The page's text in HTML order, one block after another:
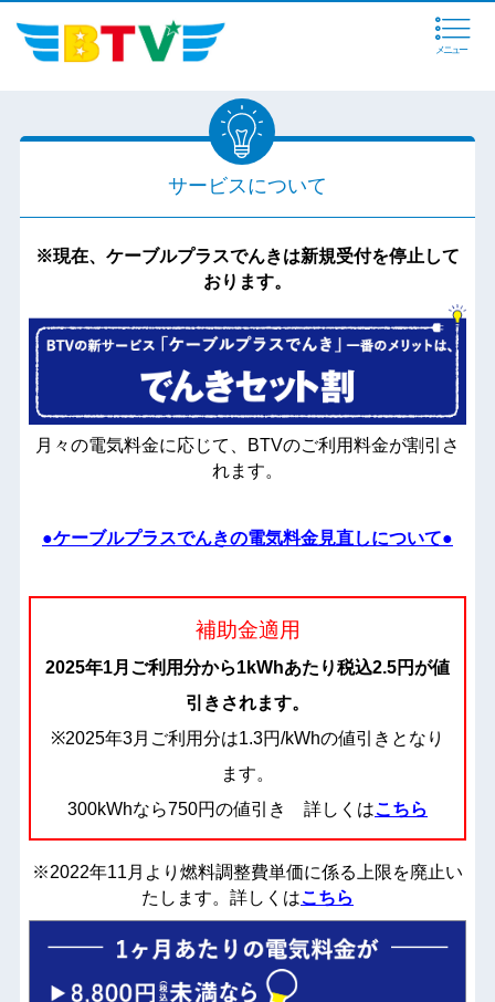
メニュー
サービスについて
※現在、ケーブルプラスでんきは新規受付を停止して
おります。
月々の電気料金に応じて、BTVのご利用料金が割引さ
れます。
●ケーブルプラスでんきの電気料金見直しについて●
補助金適用
2025年1月ご利用分から1kWhあたり税込2.5円が値
引きされます。
※2025年3月ご利用分は1.3円/kWhの値引きとなり
ます。
300kWhなら750円の値引き 詳しくはこちら
※2022年11月より燃料調整費単価に係る上限を廃止い
たします。詳しくはこちら